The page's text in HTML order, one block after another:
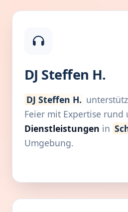
DJ Steffen H.
DJ Steffen H.
Feier mit Expertise rund
Dienstleistungen in
Umgebung.